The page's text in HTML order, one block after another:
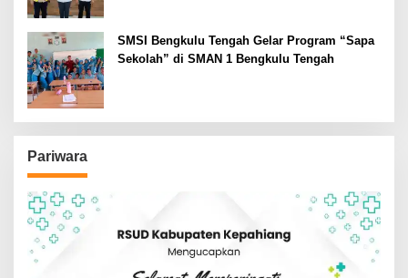
SMSI Bengkulu Tengah Gelar Program “Sapa
Sekolah” di SMAN 1 Bengkulu Tengah
Pariwara